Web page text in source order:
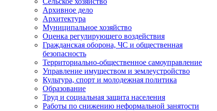
Архивное дело
Архитектура
Муниципальное хозяйство
Оценка регулирующего воздействия
Гражданская оборона, ЧС и общественная
безопасность
Территориально-общественное самоуправление
Управление имуществом и землеустройство
Культура, спорт и молодежная политика
Образование
Труд и социальная защита населения
Работы по снижению неформальной занятости